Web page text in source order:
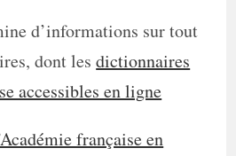
d’informations sur tout
dont lesdictionnaires
accessibles en ligne
française en